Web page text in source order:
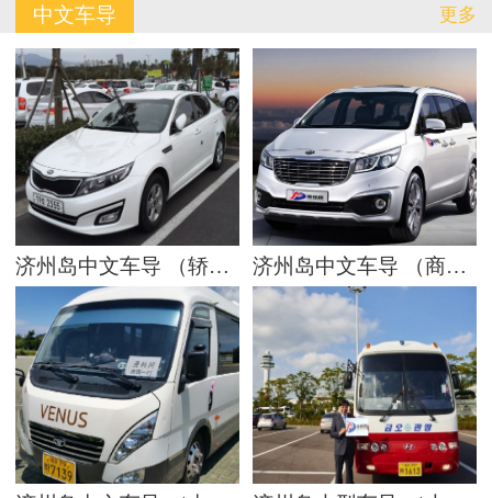
订单查询
有问必答
联系我们
更多
中文车导
济州岛中文车导 （轿车1-4人） 济州岛中文车导 （商务车5-10人）